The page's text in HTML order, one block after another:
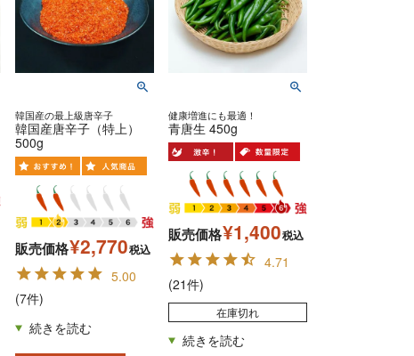
韓国産の最上級唐辛子
韓国産唐辛子（特上）
500g
販売価格¥2,770税込
5.00
(7件)
健康増進にも最適！
青唐生 450g
販売価格¥1,400税込
4.71
(21件)
在庫切れ